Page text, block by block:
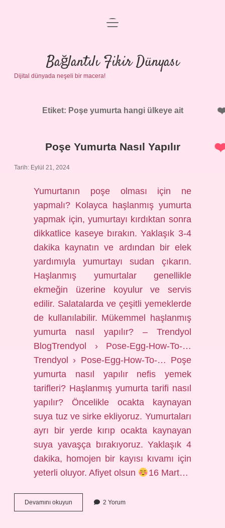
Anasayfa
Gizlilik Politikası
Yasal Uyarı
menüyü
Bağlantılı Fikir Dünyası
Dijital dünyada neşeli bir macera!
Etiket: Poşe yumurta hangi ülkeye ait
Poşe Yumurta Nasıl Yapılır
Tarih: Eylül 21, 2024
Yumurtanın poşe olması için ne
yapmalı? Kolayca haşlanmış yumurta
yapmak için, yumurtayı kırdıktan sonra
dikkatlice kaseye bırakın. Yaklaşık 3-4
dakika kaynatın ve ardından bir elek
yardımıyla yumurtayı sudan çıkarın.
Haşlanmış yumurtalar genellikle
ekmeğin üzerine koyulur ve servis
edilir. Salatalarda ve çeşitli yemeklerde
de kullanılabilir. Mükemmel haşlanmış
yumurta nasıl yapılır? – Trendyol
BlogTrendyol › Pose-Egg-How-To-…
Trendyol › Pose-Egg-How-To-… Poşe
yumurta nasıl yapılır nefis yemek
tarifleri? Haşlanmış yumurta tarifi nasıl
yapılır? Öncelikle ocakta kaynayan
suya tuz ve sirke ekliyoruz. Yumurtaları
ayrı bir yerde kırıp ocakta kaynayan
suya yavaşça bırakıyoruz. Yaklaşık 4
dakika, homojen bir kayısı kıvamı için
yeterli oluyor. Afiyet olsun
16 Mart…
Devamını okuyun
Yumurta
2 Yorum